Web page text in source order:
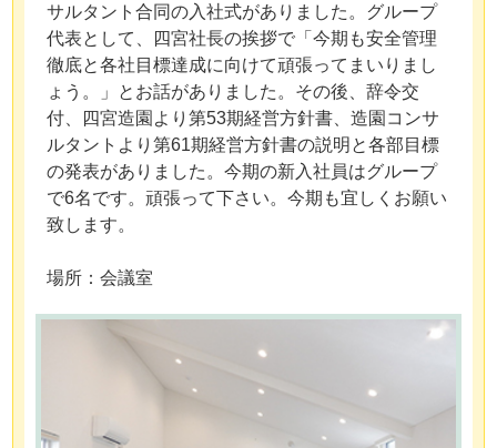
サルタント合同の入社式がありました。グループ
代表として、四宮社長の挨拶で「今期も安全管理
徹底と各社目標達成に向けて頑張ってまいりまし
ょう。」とお話がありました。その後、辞令交
付、四宮造園より第53期経営方針書、造園コンサ
ルタントより第61期経営方針書の説明と各部目標
の発表がありました。今期の新入社員はグループ
で6名です。頑張って下さい。今期も宜しくお願い
致します。
場所：会議室